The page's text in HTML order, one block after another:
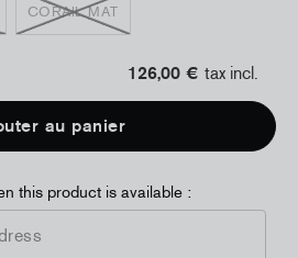
CORAIL MAT
126,00 € tax incl.
au panier
this product is available :